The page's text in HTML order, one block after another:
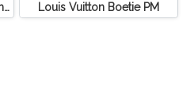
Likenew Celine Ava Medium Triomphe Canvas Louis Vuitton Boetie PM